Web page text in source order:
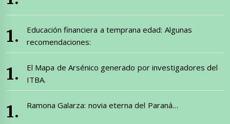
Educación financiera a temprana edad: Algunas
recomendaciones:
El Mapa de Arsénico generado por investigadores del
ITBA.
Ramona Galarza: novia eterna del Paraná…